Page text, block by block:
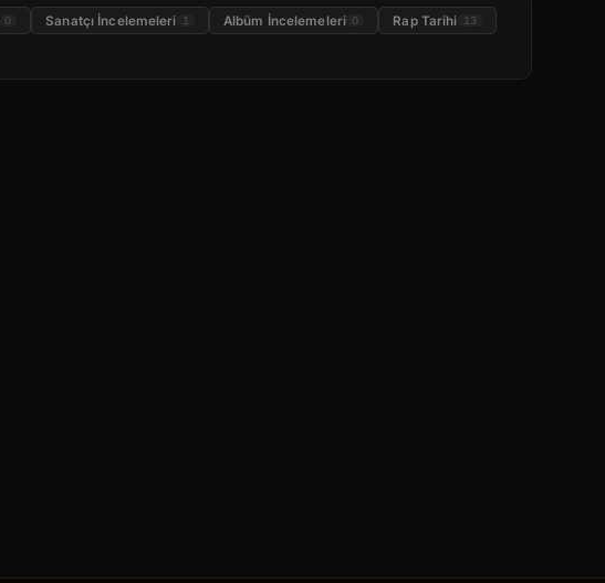
0 Sanatçı İncelemeleri 1 Albüm İncelemeleri 0 Rap Tarihi 13